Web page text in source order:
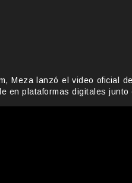
Meza lanzó el video oficial de
en plataformas digitales